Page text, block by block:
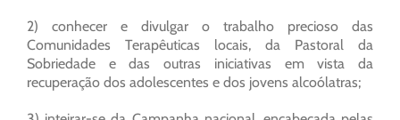
2) conhecer e divulgar o trabalho precioso das
Comunidades Terapêuticas locais, da Pastoral da
Sobriedade e das outras iniciativas em vista da
recuperação dos adolescentes e dos jovens alcoólatras;